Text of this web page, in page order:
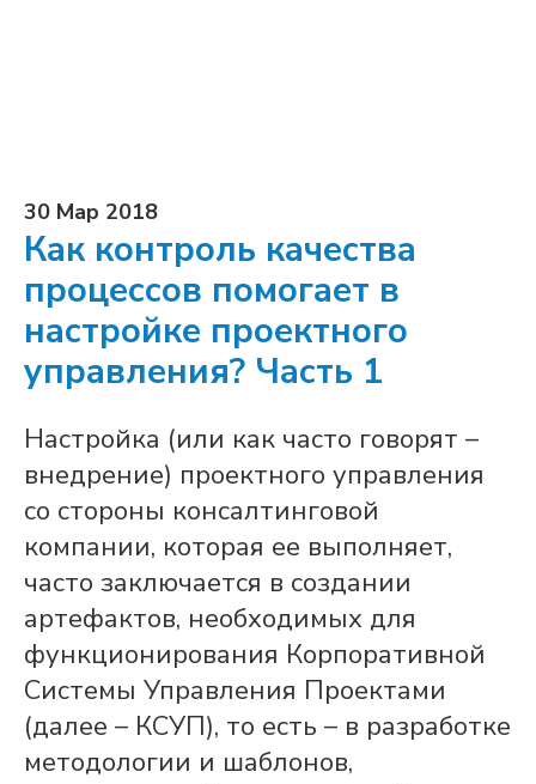
30 Мар 2018
Как контроль качества
процессов помогает в
настройке проектного
управления? Часть 1
Настройка (или как часто говорят –
внедрение) проектного управления
со стороны консалтинговой
компании, которая ее выполняет,
часто заключается в создании
артефактов, необходимых для
функционирования Корпоративной
Системы Управления Проектами
(далее – КСУП), то есть – в разработке
методологии и шаблонов,